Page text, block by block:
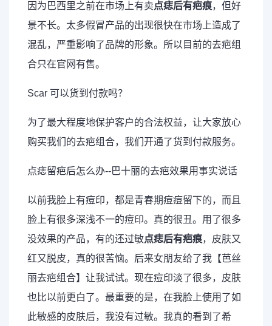
因为巴西里之前在市场上有卖点痣后有疤痕，但好
景不长。太多假冒产品的出现很快在市场上造成了
混乱，严重影响了品牌的形象。所以目前的去疤组
合只在官网有售。
Scar 可以货到付款吗？
为了最大程度地保护客户的合法权益，让大家放心
购买我们的去疤组合，我们开通了货到付款服务。
点痣留疤后怎么办--巴十丽的去疤效果用事实说话
以前我脸上有痘印，都是青春期痘痘留下的，而且
脸上有很多深浅不一的痘印。真的很丑。用了很多
没效果的产品，有的还过敏点痣后有疤痕，皮肤又
红又脱皮，真的很苦恼。后来女朋友给了我【芭丝
丽去疤组合】让我试试。现在痘印淡了很多，皮肤
也比以前更白了。最重要的是，在我脸上使用了如
此敏感的皮肤后，我没有过敏。我真的看到了希